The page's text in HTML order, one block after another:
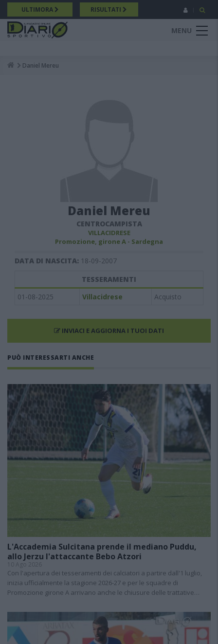
Salta
al
contenuto
principale
ULTIMORA RISULTATI
MENU
Breadcrumb
Daniel Mereu
Daniel Mereu
CENTROCAMPISTA
VILLACIDRESE
Promozione, girone A - Sardegna
DATA DI NASCITA: 18-09-2007
TESSERAMENTI
01-08-2025
Villacidrese Acquisto
INVIACI E AGGIORNA I TUOI DATI
PUÒ INTERESSARTI ANCHE
L'Accademia Sulcitana prende il mediano Puddu,
allo Jerzu l'attaccante Bebo Atzori
10 Ago 2026
Con l'apertura dei tesseramenti dei calciatori a partire dall'1 luglio,
inizia ufficialmente la stagione 2026-27 e per le squadre di
Promozione girone A arrivano anche le chiusure delle trattative…